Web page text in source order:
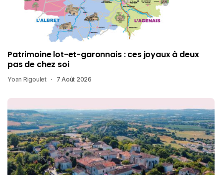
Patrimoine lot-et-garonnais : ces joyaux à deux
pas de chez soi
Yoan Rigoulet 7 Août 2026